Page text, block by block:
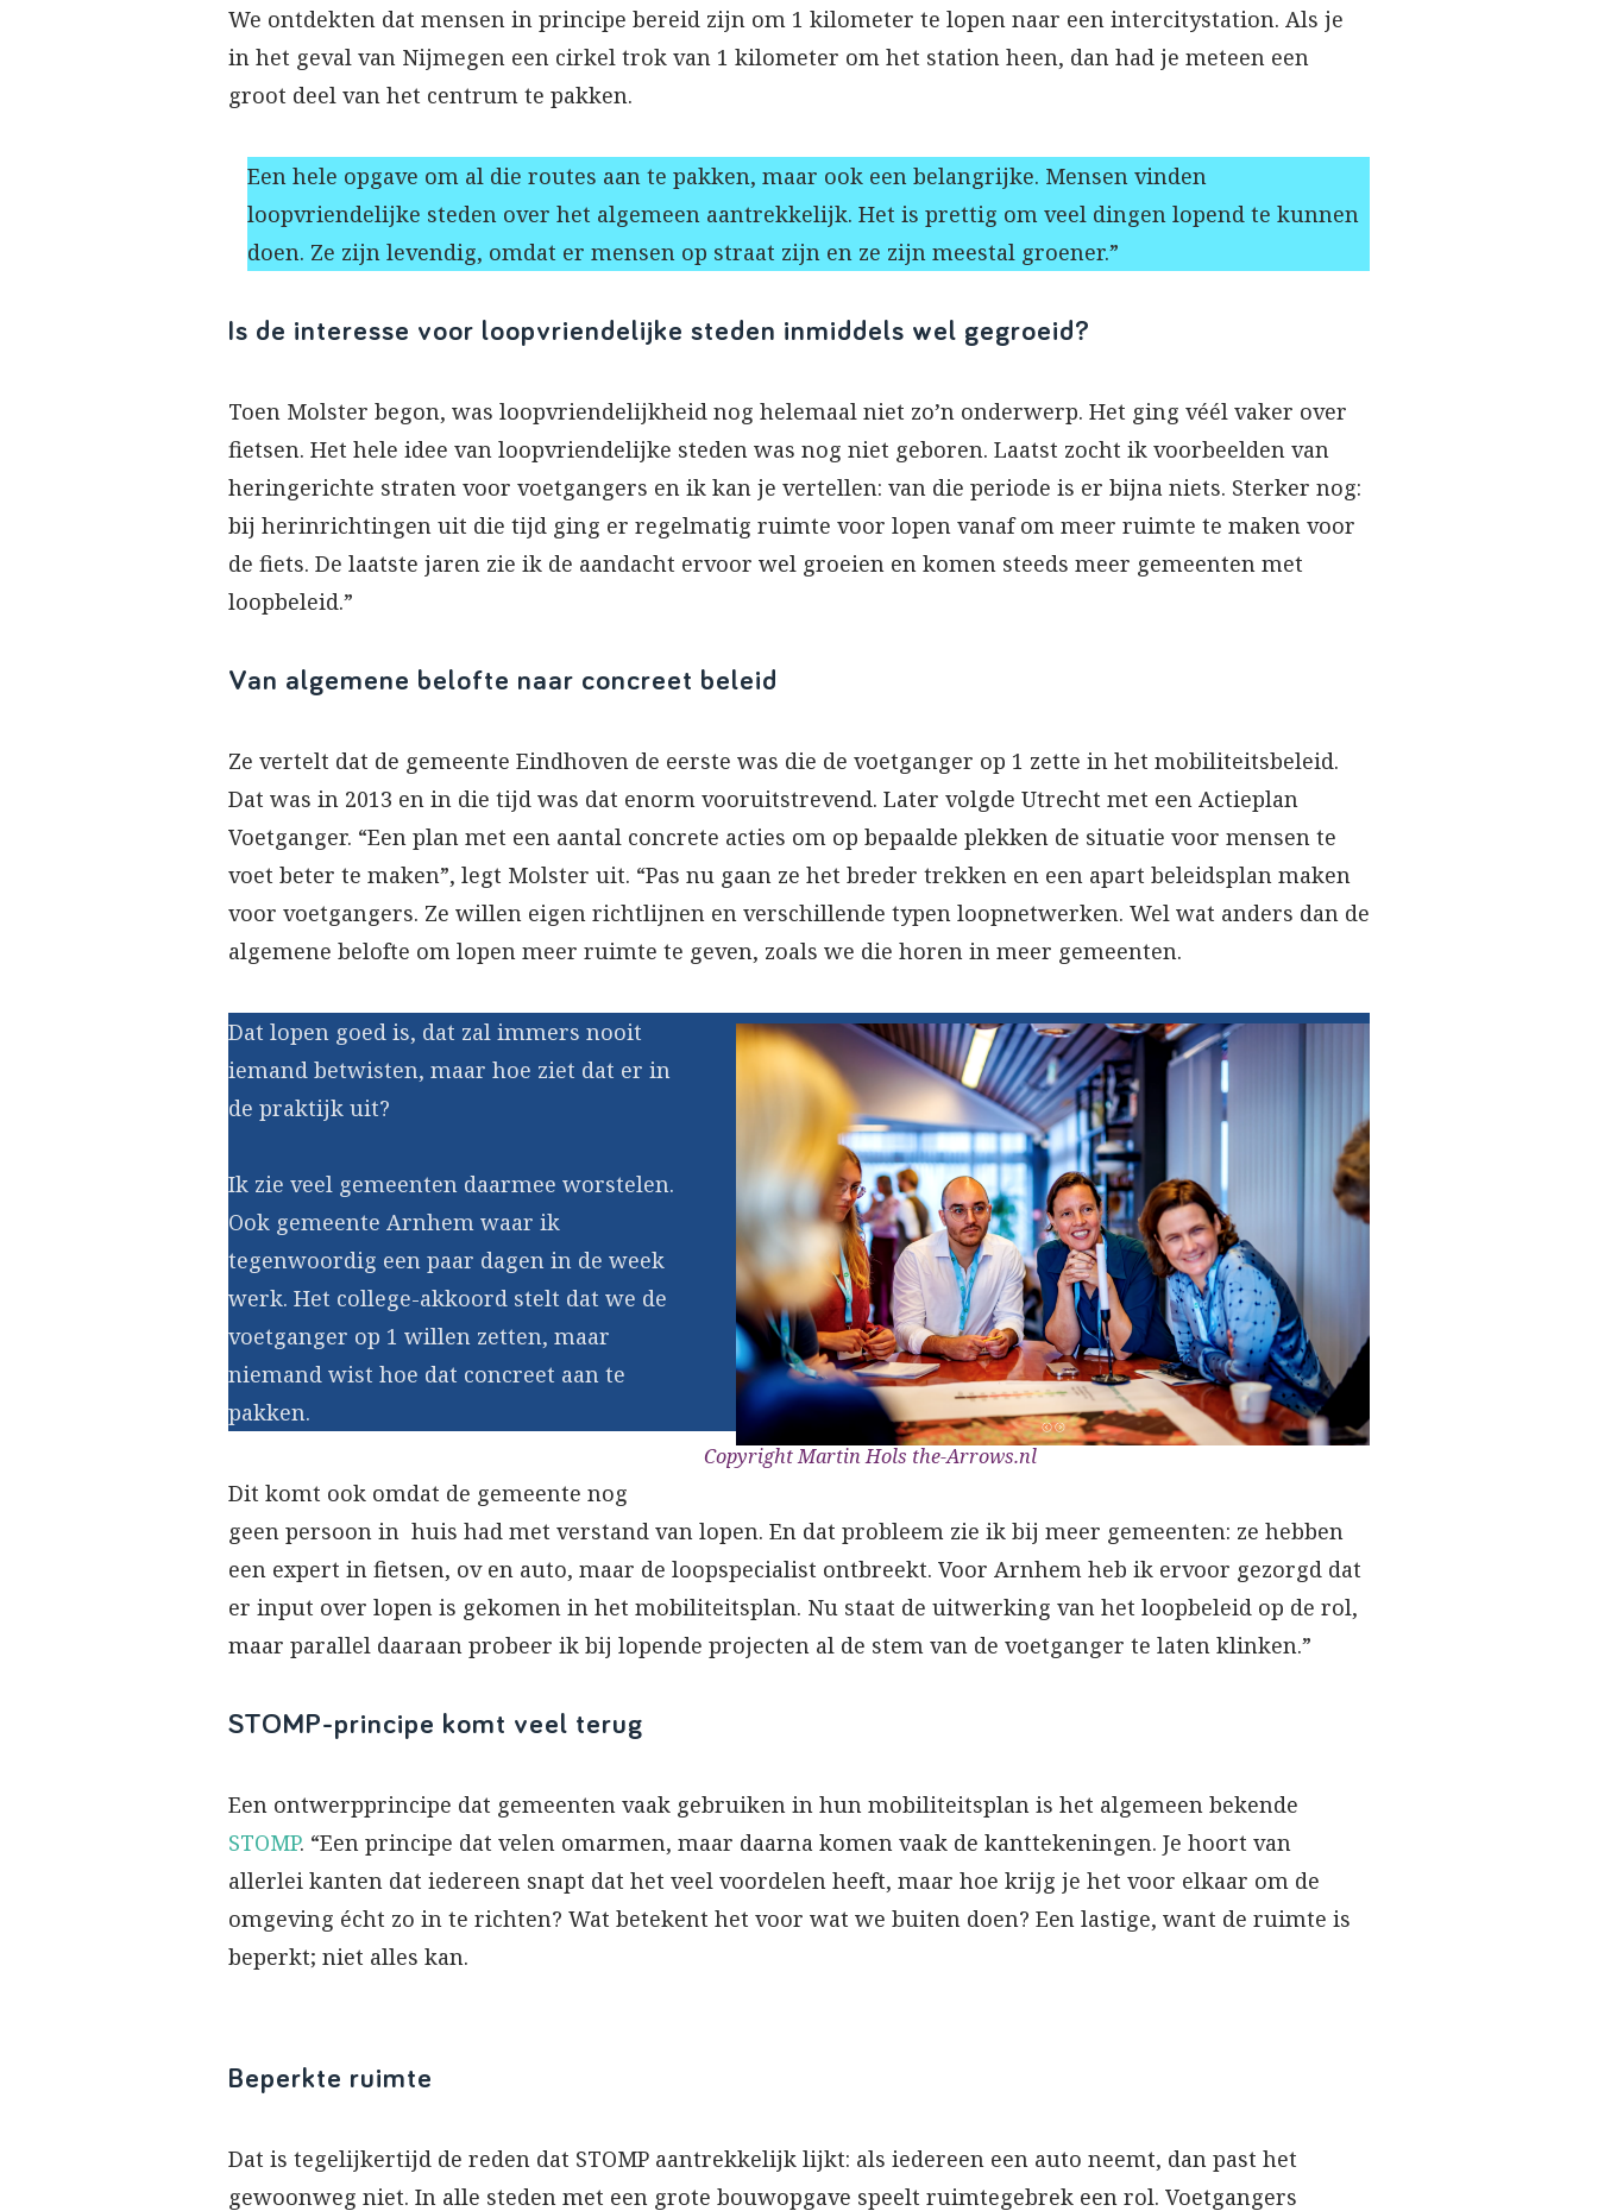
We ontdekten dat mensen in principe bereid zijn om 1 kilometer te lopen naar een intercitystation. Als je
in het geval van Nijmegen een cirkel trok van 1 kilometer om het station heen, dan had je meteen een
groot deel van het centrum te pakken.
Een hele opgave om al die routes aan te pakken, maar ook een belangrijke. Mensen vinden
loopvriendelijke steden over het algemeen aantrekkelijk. Het is prettig om veel dingen lopend te kunnen
doen. Ze zijn levendig, omdat er mensen op straat zijn en ze zijn meestal groener.”
Is de interesse voor loopvriendelijke steden inmiddels wel gegroeid?
Toen Molster begon, was loopvriendelijkheid nog helemaal niet zo’n onderwerp. Het ging véél vaker over
fietsen. Het hele idee van loopvriendelijke steden was nog niet geboren. Laatst zocht ik voorbeelden van
heringerichte straten voor voetgangers en ik kan je vertellen: van die periode is er bijna niets. Sterker nog:
bij herinrichtingen uit die tijd ging er regelmatig ruimte voor lopen vanaf om meer ruimte te maken voor
de fiets. De laatste jaren zie ik de aandacht ervoor wel groeien en komen steeds meer gemeenten met
loopbeleid.”
Van algemene belofte naar concreet beleid
Ze vertelt dat de gemeente Eindhoven de eerste was die de voetganger op 1 zette in het mobiliteitsbeleid.
Dat was in 2013 en in die tijd was dat enorm vooruitstrevend. Later volgde Utrecht met een Actieplan
Voetganger. “Een plan met een aantal concrete acties om op bepaalde plekken de situatie voor mensen te
voet beter te maken”, legt Molster uit. “Pas nu gaan ze het breder trekken en een apart beleidsplan maken
voor voetgangers. Ze willen eigen richtlijnen en verschillende typen loopnetwerken. Wel wat anders dan de
algemene belofte om lopen meer ruimte te geven, zoals we die horen in meer gemeenten.
Copyright Martin Hols the-Arrows.nl
Dat lopen goed is, dat zal immers nooit
iemand betwisten, maar hoe ziet dat er in
de praktijk uit?
Ik zie veel gemeenten daarmee worstelen.
Ook gemeente Arnhem waar ik
tegenwoordig een paar dagen in de week
werk. Het college-akkoord stelt dat we de
voetganger op 1 willen zetten, maar
niemand wist hoe dat concreet aan te
pakken.
Dit komt ook omdat de gemeente nog
geen persoon in huis had met verstand van lopen. En dat probleem zie ik bij meer gemeenten: ze hebben
een expert in fietsen, ov en auto, maar de loopspecialist ontbreekt. Voor Arnhem heb ik ervoor gezorgd dat
er input over lopen is gekomen in het mobiliteitsplan. Nu staat de uitwerking van het loopbeleid op de rol,
maar parallel daaraan probeer ik bij lopende projecten al de stem van de voetganger te laten klinken.”
STOMP-principe komt veel terug
Een ontwerpprincipe dat gemeenten vaak gebruiken in hun mobiliteitsplan is het algemeen bekende
STOMP. “Een principe dat velen omarmen, maar daarna komen vaak de kanttekeningen. Je hoort van
allerlei kanten dat iedereen snapt dat het veel voordelen heeft, maar hoe krijg je het voor elkaar om de
omgeving écht zo in te richten? Wat betekent het voor wat we buiten doen? Een lastige, want de ruimte is
beperkt; niet alles kan.
Beperkte ruimte
Dat is tegelijkertijd de reden dat STOMP aantrekkelijk lijkt: als iedereen een auto neemt, dan past het
gewoonweg niet. In alle steden met een grote bouwopgave speelt ruimtegebrek een rol. Voetgangers